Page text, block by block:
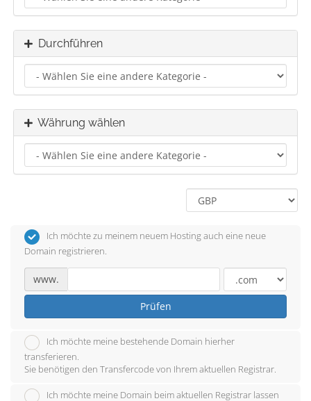
Durchführen
Währung wählen
Ich möchte zu meinem neuem Hosting auch eine neue
Domain registrieren.
www.
Prüfen
Ich möchte meine bestehende Domain hierher
transferieren.
Sie benötigen den Transfercode von Ihrem aktuellen Registrar.
Ich möchte meine Domain beim aktuellen Registrar lassen